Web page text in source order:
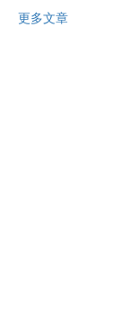
更多文章